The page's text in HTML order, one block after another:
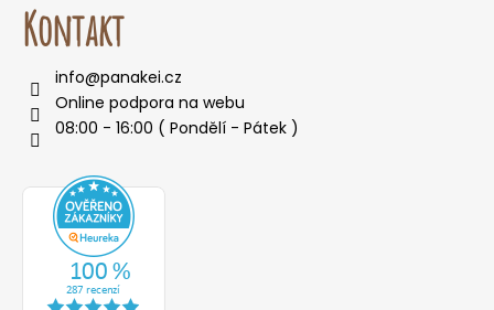
Kontakt
info@panakei.cz
Online podpora na webu
08:00 - 16:00 ( Pondělí - Pátek )